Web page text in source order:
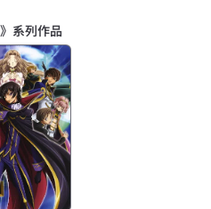
系列作品